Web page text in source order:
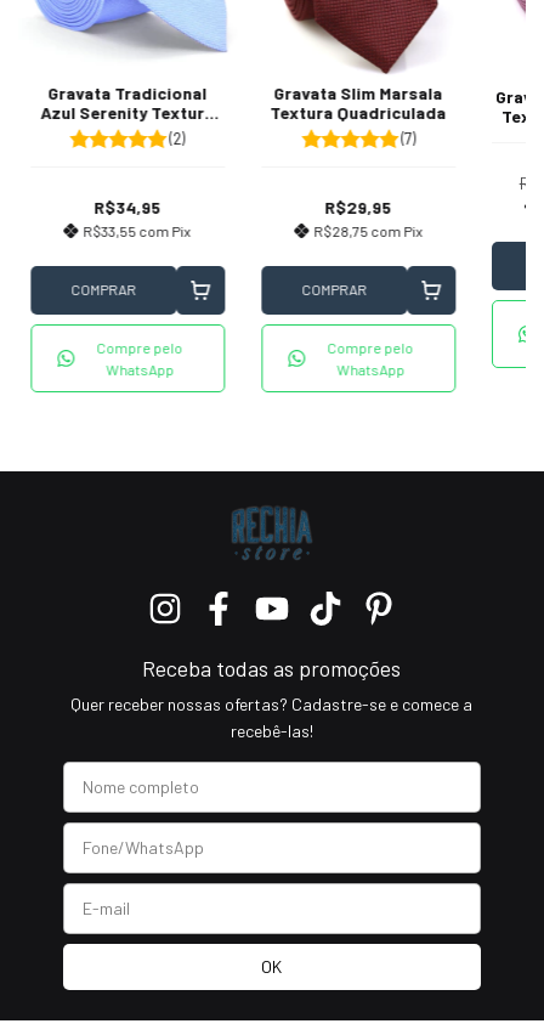
Gravata Tradicional
Azul Serenity Textura
Quadriculada
(2)
R$34,95
R$33,55 com Pix
COMPRAR
Compre pelo
WhatsApp
Gravata Slim Marsala
Textura Quadriculada
(7)
R$29,95
R$28,75 com Pix
COMPRAR
Compre pelo
WhatsApp
Receba todas as promoções
Quer receber nossas ofertas? Cadastre-se e comece a
recebê-las!